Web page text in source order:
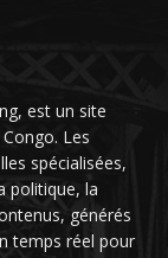
est un site
Les
spécialisées,
politique, la
générés
temps réel pour